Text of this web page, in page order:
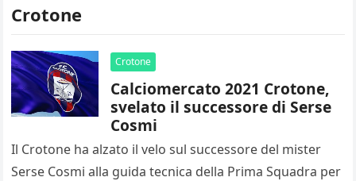
Crotone
Crotone
Calciomercato 2021 Crotone,
svelato il successore di Serse
Cosmi
Il Crotone ha alzato il velo sul successore del mister
Serse Cosmi alla guida tecnica della Prima Squadra per